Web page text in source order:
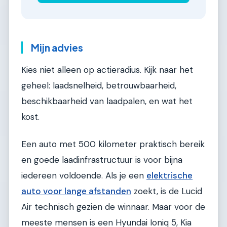
Mijn advies
Kies niet alleen op actieradius. Kijk naar het
geheel: laadsnelheid, betrouwbaarheid,
beschikbaarheid van laadpalen, en wat het
kost.
Een auto met 500 kilometer praktisch bereik
en goede laadinfrastructuur is voor bijna
iedereen voldoende. Als je een elektrische
auto voor lange afstanden zoekt, is de Lucid
Air technisch gezien de winnaar. Maar voor de
meeste mensen is een Hyundai Ioniq 5, Kia